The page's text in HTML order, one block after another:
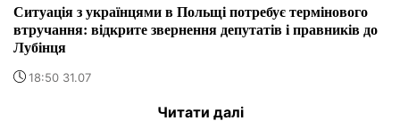
Ситуація з українцями в Польщі потребує термінового
втручання: відкрите звернення депутатів і правників до
Лубінця
18:50 31.07
Читати далі